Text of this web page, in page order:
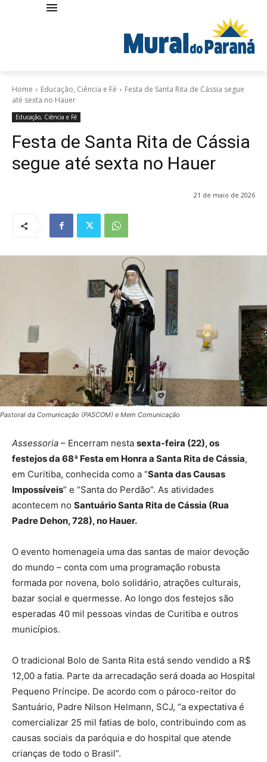
Home Educação, Ciência e Fé
Festa de Santa Rita de Cássia segue
até sexta no Hauer
Educação, Ciência e Fé
Festa de Santa Rita de Cássia
segue até sexta no Hauer
21 de maio de 2026
Pastoral da Comunicação (PASCOM) e Mem Comunicação
Assessoria – Encerram nesta sexta-feira (22), os
festejos da 68ª Festa em Honra a Santa Rita de Cássia,
em Curitiba, conhecida como a “Santa das Causas
Impossíveis” e “Santa do Perdão”. As atividades
acontecem no Santuário Santa Rita de Cássia (Rua
Padre Dehon, 728), no Hauer.
O evento homenageia uma das santas de maior devoção
do mundo – conta com uma programação robusta
formada por novena, bolo solidário, atrações culturais,
bazar social e quermesse. Ao longo dos festejos são
esperadas 40 mil pessoas vindas de Curitiba e outros
municípios.
O tradicional Bolo de Santa Rita está sendo vendido a R$
12,00 a fatia. Parte da arrecadação será doada ao Hospital
Pequeno Príncipe. De acordo com o pároco-reitor do
Santuário, Padre Nilson Helmann, SCJ, “a expectativa é
comercializar 25 mil fatias de bolo, contribuindo com as
causas sociais da paróquia e do hospital que atende
crianças de todo o Brasil”.